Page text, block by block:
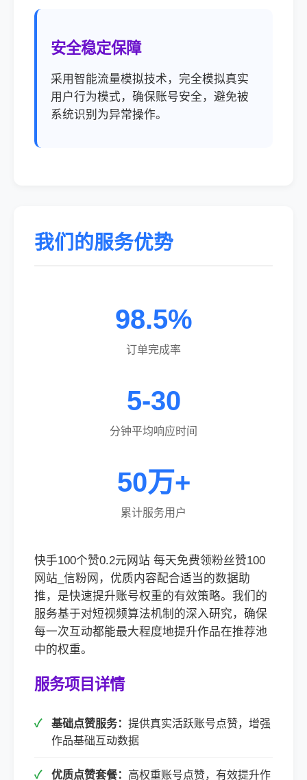
安全稳定保障
采用智能流量模拟技术，完全模拟真实
用户行为模式，确保账号安全，避免被
系统识别为异常操作。
我们的服务优势
98.5%
订单完成率
5-30
分钟平均响应时间
50万+
累计服务用户
快手100个赞0.2元网站 每天免费领粉丝赞100
网站_信粉网，优质内容配合适当的数据助
推，是快速提升账号权重的有效策略。我们的
服务基于对短视频算法机制的深入研究，确保
每一次互动都能最大程度地提升作品在推荐池
中的权重。
服务项目详情
基础点赞服务： 提供真实活跃账号点赞，增强
作品基础互动数据
优质点赞套餐： 高权重账号点赞，有效提升作